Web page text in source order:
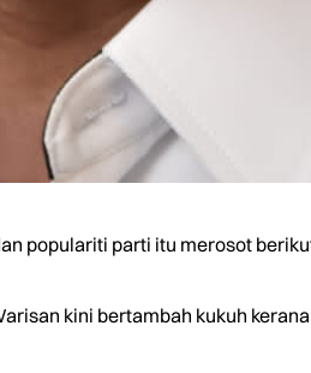
populariti parti itu merosot
kini bertambah kukuh